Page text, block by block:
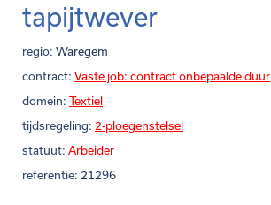
tapijtwever
regio: Waregem
contract: Vaste job: contract onbepaalde duur
domein: Textiel
tijdsregeling: 2-ploegenstelsel
statuut: Arbeider
referentie: 21296